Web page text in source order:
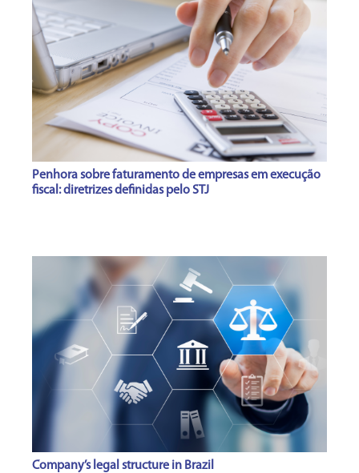
Penhora sobre faturamento de empresas em execução
fiscal: diretrizes definidas pelo STJ
Company’s legal structure in Brazil